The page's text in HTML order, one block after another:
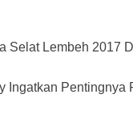
Selat Lembeh 2017
Ingatkan Pentingnya